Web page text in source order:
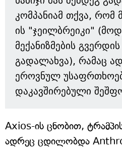
კომპანიამ თქვა, რომ
ის "ჯეილბრეიკი"
მექანიზმების
გადალახვა), რამაც
ეროვნულ
დაკავშირებული
Axios-ის ცნობით,
ადრეც ცდილობდა